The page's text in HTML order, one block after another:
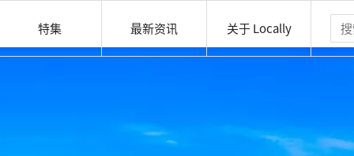
特集 最新资讯 关于 Locally